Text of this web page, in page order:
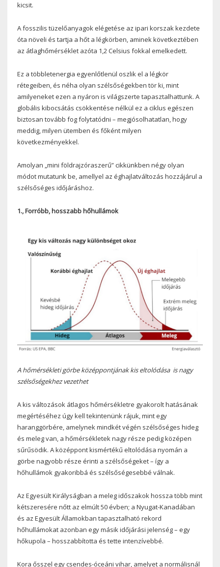
kicsit.
A fosszilis tüzelőanyagok elégetése az ipari korszak kezdete
óta növeli és tartja a hőt a légkörben, aminek következtében
az átlaghőmérséklet azóta 1,2 Celsius fokkal emelkedett.
Ez a többletenergia egyenlőtlenül oszlik el a légkör
rétegeiben, és néha olyan szélsőségekben tör ki, mint
amilyeneket ezen a nyáron is világszerte tapasztalhattunk. A
globális kibocsátás csökkentése nélkül ez a ciklus egészen
biztosan tovább fog folytatódni – megjósolhatatlan, hogy
meddig, milyen ütemben és főként milyen
következményekkel.
Amolyan „mini földrajzóraszerű” cikkünkben négy olyan
módot mutatunk be, amellyel az éghajlatváltozás hozzájárul a
szélsőséges időjáráshoz.
1., Forróbb, hosszabb hőhullámok
A hőmérsékleti görbe középpontjának kis eltolódása is nagy
szélsőségekhez vezethet
A kis változások átlagos hőmérsékletre gyakorolt ​​hatásának
megértéséhez úgy kell tekintenünk rájuk, mint egy
haranggörbére, amelynek mindkét végén szélsőséges hideg
és meleg van, a hőmérsékletek nagy része pedig középen
sűrűsödik. A középpont kismértékű eltolódása nyomán a
görbe nagyobb része érinti a szélsőségeket – így a
hőhullámok gyakoribbá és szélsőségesebbé válnak.
Az Egyesült Királyságban a meleg időszakok hossza több mint
kétszeresére nőtt az elmúlt 50 évben; a Nyugat-Kanadában
és az Egyesült Államokban tapasztalható rekord
hőhullámokat azonban egy másik időjárási jelenség – egy
hőkupola – hosszabbította és tette intenzívebbé.
Kora ősszel egy csendes-óceáni vihar, amelyet a normálisnál